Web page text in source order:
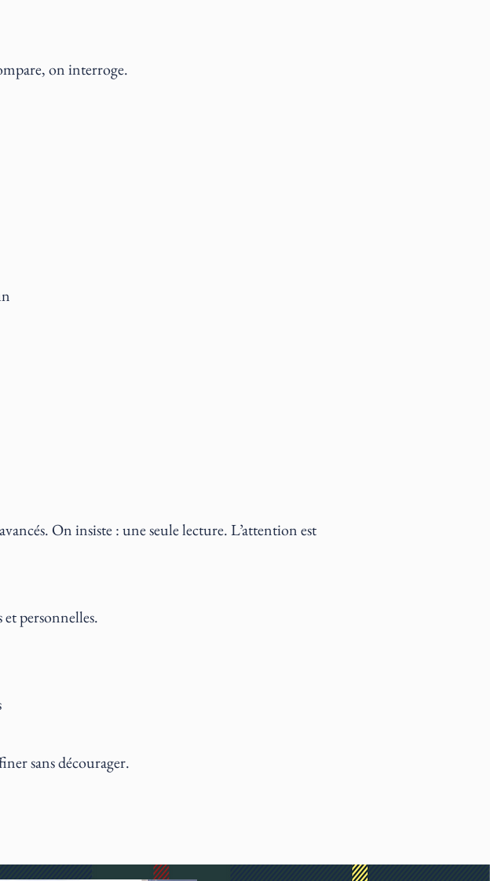
on interroge.
On insiste : une seule lecture. L’attention est
et personnelles.
sans décourager.